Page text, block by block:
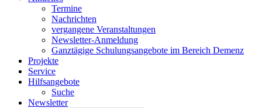
Termine
Nachrichten
vergangene Veranstaltungen
Newsletter-Anmeldung
Ganztägige Schulungsangebote im Bereich Demenz
Projekte
Service
Hilfsangebote
Suche
Newsletter